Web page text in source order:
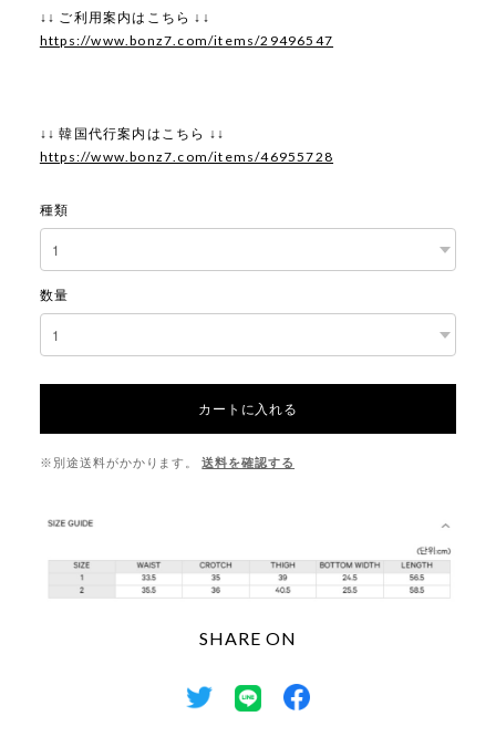
↓↓ ご利用案内はこちら ↓↓
https://www.bonz7.com/items/29496547
↓↓ 韓国代行案内はこちら ↓↓
https://www.bonz7.com/items/46955728
種類
数量
カートに入れる
※別途送料がかかります。 送料を確認する
SHARE ON